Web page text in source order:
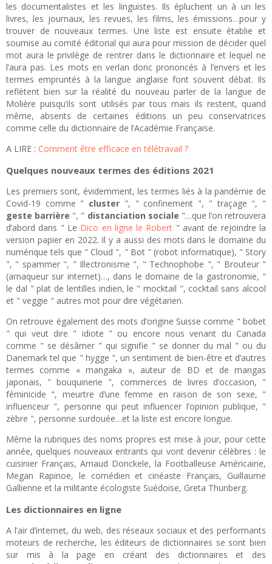
les documentalistes et les linguistes. Ils épluchent un à un les
livres, les journaux, les revues, les films, les émissions…pour y
trouver de nouveaux termes. Une liste est ensuite établie et
soumise au comité éditorial qui aura pour mission de décider quel
mot aura le privilège de rentrer dans le dictionnaire et lequel ne
l’aura pas. Les mots en verlan donc prononcés à l’envers et les
termes empruntés à la langue anglaise font souvent débat. Ils
reflètent bien sur la réalité du nouveau parler de la langue de
Molière puisqu’ils sont utilisés par tous mais ils restent, quand
même, absents de certaines éditions un peu conservatrices
comme celle du dictionnaire de l’Académie Française.
A LIRE : Comment être efficace en télétravail ?
Quelques nouveaux termes des éditions 2021
Les premiers sont, évidemment, les termes liés à la pandémie de
Covid-19 comme " cluster ", " confinement ", " traçage ", "
geste barrière ", " distanciation sociale "…que l’on retrouvera
d’abord dans " Le Dico en ligne le Robert " avant de rejoindre la
version papier en 2022. Il y a aussi des mots dans le domaine du
numérique tels que " Cloud ", " Bot " (robot informatique), " Story
", " spammer ", " Illectronisme ", " Technophobe ", " Brouteur "
(arnaqueur sur internet)…, dans le domaine de la gastronomie, "
le dal " plat de lentilles indien, le " mocktail ", cocktail sans alcool
et " veggie " autres mot pour dire végétarien.
On retrouve également des mots d’origine Suisse comme " bobet
" qui veut dire " idiote " ou encore nous venant du Canada
comme " se désâmer " qui signifie " se donner du mal " ou du
Danemark tel que " hygge ", un sentiment de bien-être et d’autres
termes comme « mangaka », auteur de BD et de mangas
japonais, " bouquinerie ", commerces de livres d’occasion, "
féminicide ", meurtre d’une femme en raison de son sexe, "
influenceur ", personne qui peut influencer l’opinion publique, "
zèbre ", personne surdouée…et la liste est encore longue.
Même la rubriques des noms propres est mise à jour, pour cette
année, quelques nouveaux entrants qui vont devenir célèbres : le
cuisinier Français, Arnaud Donckele, la Footballeuse Américaine,
Megan Rapinoe, le comédien et cinéaste Français, Guillaume
Gallienne et la militante écologiste Suédoise, Greta Thunberg.
Les dictionnaires en ligne
A l’air d’internet, du web, des réseaux sociaux et des performants
moteurs de recherche, les éditeurs de dictionnaires se sont bien
sur mis à la page en créant des dictionnaires et des